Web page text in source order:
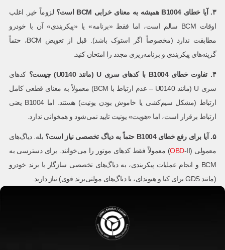
۳. آیا خطای B1004 همیشه به معنای خرابی است؟ لزوماً خیر. اغلب
اوقات BCM سالم است، اما فقط «برنامه» یا «پیکربندی» آن با خودرو
مطابقت ندارد (مخصوصاً اگر استوک باشد). قبل از تعویض BCM، حتماً
گزینه‌های پیکربندی و برنامه‌ریزی مجدد را امتحان کنید.
۴.تفاوت خطای B1004 با کدهای سری U ( مانند U0140) چیست؟ کدهای
سری U (مانند U0140 – عدم ارتباط با BCM) معمولاً به معنای قطعی کامل
ارتباط (مشکل سیم‌کشی یا خاموش بودن یونیت) هستند. اما B1004 یعنی
ارتباط برقرار است، اما «هویت» یونیت تایید نمی‌شود و همخوانی ندارد.
۵. آیا برای رفع خطای B1004 حتماً به دیاگ تخصصی نیاز است؟ بله. دیاگ‌های
معمولی (
OBD-II) معمولاً فقط کدهای موتور را می‌خوانند. برای دسترسی به
BCM و انجام عملیات پیکربندی، به دیاگ‌های تخصصی سازگار با برند خودرو
(مانند GDS برای کیا و هیوندای، یا دیاگ‌های مولتی‌برند قوی) نیاز دارید.